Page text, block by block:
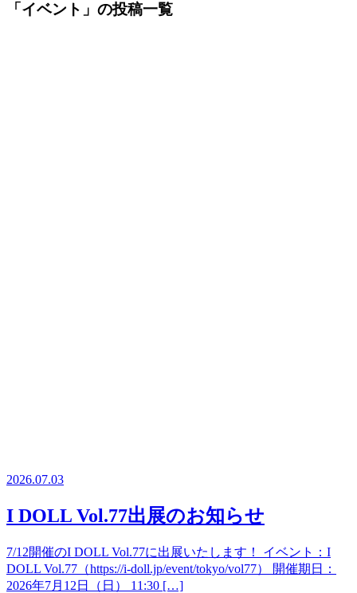
「イベント」の投稿一覧
2026.07.03
I DOLL Vol.77出展のお知らせ
7/12開催のI DOLL Vol.77に出展いたします！ イベント：I
DOLL Vol.77（https://i-doll.jp/event/tokyo/vol77） 開催期日：
2026年7月12日（日） 11:30 […]